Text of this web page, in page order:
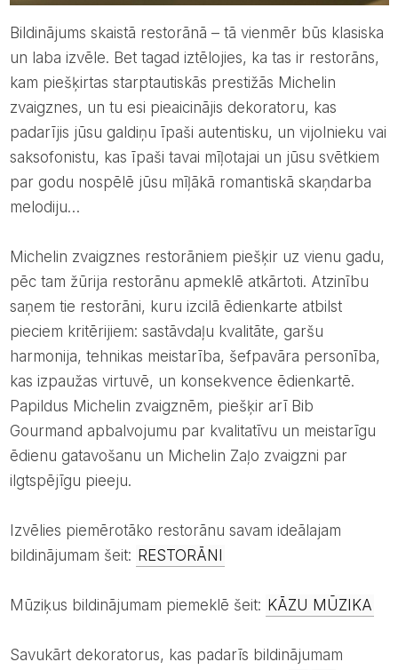
Bildinājums skaistā restorānā – tā vienmēr būs klasiska
un laba izvēle. Bet tagad iztēlojies, ka tas ir restorāns,
kam piešķirtas starptautiskās prestižās Michelin
zvaigznes, un tu esi pieaicinājis dekoratoru, kas
padarījis jūsu galdiņu īpaši autentisku, un vijolnieku vai
saksofonistu, kas īpaši tavai mīļotajai un jūsu svētkiem
par godu nospēlē jūsu mīļākā romantiskā skaņdarba
melodiju…
Michelin zvaigznes restorāniem piešķir uz vienu gadu,
pēc tam žūrija restorānu apmeklē atkārtoti. Atzinību
saņem tie restorāni, kuru izcilā ēdienkarte atbilst
pieciem kritērijiem: sastāvdaļu kvalitāte, garšu
harmonija, tehnikas meistarība, šefpavāra personība,
kas izpaužas virtuvē, un konsekvence ēdienkartē.
Papildus Michelin zvaigznēm, piešķir arī Bib
Gourmand apbalvojumu par kvalitatīvu un meistarīgu
ēdienu gatavošanu un Michelin Zaļo zvaigzni par
ilgtspējīgu pieeju.
bildinājumam šeit: RESTORĀNI
Mūziķus bildinājumam piemeklē šeit: KĀZU MŪZIKA
Savukārt dekoratorus, kas padarīs bildinājumam